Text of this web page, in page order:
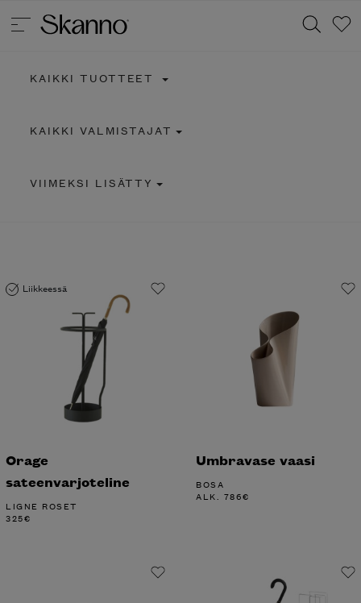
KAIKKI TUOTTEET
KAIKKI VALMISTAJAT
VIIMEKSI LISÄTTY
Liikkeessä
Orage
sateenvarjoteline
LIGNE ROSET
325€
Umbravase vaasi
BOSA
ALK. 786€